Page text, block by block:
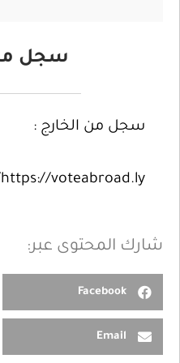
سجل
سجل من الخارج :
https://voteabroad.ly/
شارك المحتوى عبر:
Facebook
Email